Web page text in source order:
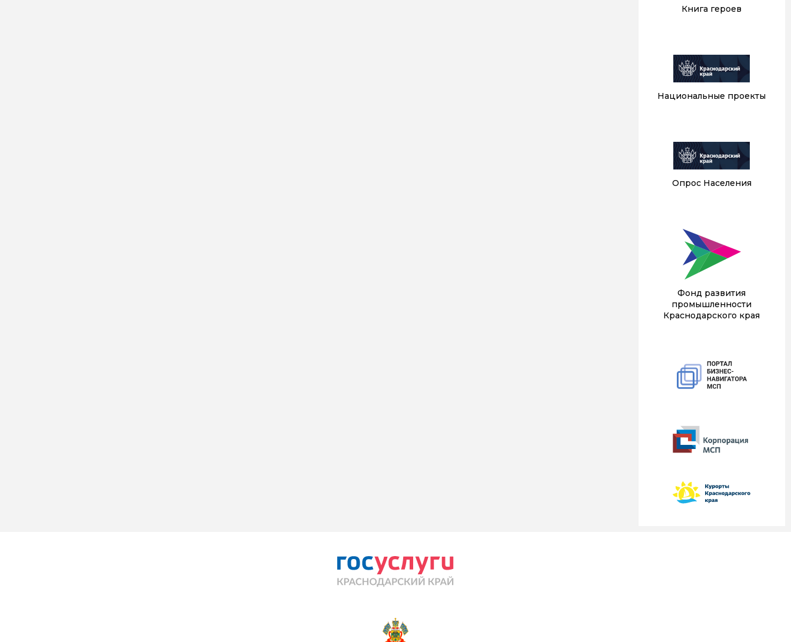
Книга героев
Национальные проекты
Опрос Населения
Фонд развития
промышленности
Краснодарского края